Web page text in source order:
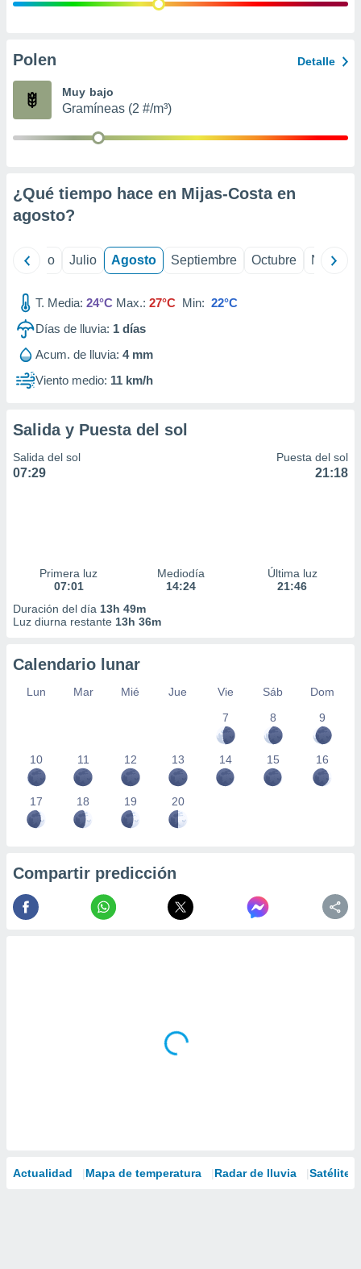
publicidad
de
Polen Detalle
Muy bajo
Gramíneas (2 #/m³)
¿Qué tiempo hace en Mijas-Costa en
agosto?
Junio Julio Agosto Septiembre Octubre
T. Media: 24°C Max.: 27°C Min: 22°C
Días de lluvia: 1 días
Acum. de lluvia: 4 mm
Viento medio: 11 km/h
Salida y Puesta del sol
Salida del sol
07:29
Puesta del sol
21:18
Primera luz
07:01
Mediodía
14:24
Última luz
21:46
Duración del día 13h 49m
Luz diurna restante 13h 36m
Calendario lunar
Lun Mar Mié Jue Vie Sáb
Dom
7
8 9
10 11 12 13 14 15 16
17 18 19 20
Compartir predicción
Actualidad Mapa de temperatura Radar de lluvia Satélites